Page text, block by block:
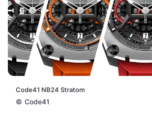
Code41 NB24 Stratom
© Code41